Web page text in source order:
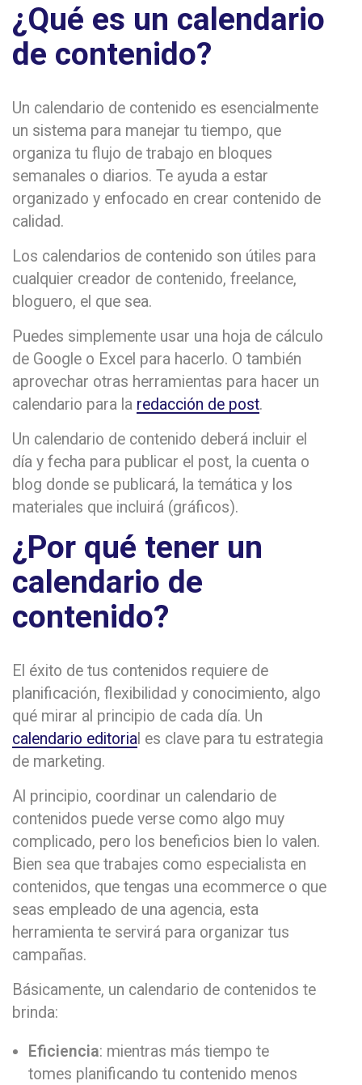
¿Qué es un calendario
de contenido?
Un calendario de contenido es esencialmente
un sistema para manejar tu tiempo, que
organiza tu flujo de trabajo en bloques
semanales o diarios. Te ayuda a estar
organizado y enfocado en crear contenido de
calidad.
Los calendarios de contenido son útiles para
cualquier creador de contenido, freelance,
bloguero, el que sea.
Puedes simplemente usar una hoja de cálculo
de Google o Excel para hacerlo. O también
aprovechar otras herramientas para hacer un
calendario para la redacción de post.
Un calendario de contenido deberá incluir el
día y fecha para publicar el post, la cuenta o
blog donde se publicará, la temática y los
materiales que incluirá (gráficos).
¿Por qué tener un
calendario de
contenido?
El éxito de tus contenidos requiere de
planificación, flexibilidad y conocimiento, algo
qué mirar al principio de cada día. Un
calendario editoria l es clave para tu estrategia
de marketing.
Al principio, coordinar un calendario de
contenidos puede verse como algo muy
complicado, pero los beneficios bien lo valen.
Bien sea que trabajes como especialista en
contenidos, que tengas una ecommerce o que
seas empleado de una agencia, esta
herramienta te servirá para organizar tus
campañas.
Básicamente, un calendario de contenidos te
brinda:
Eficiencia: mientras más tiempo te
tomes planificando tu contenido menos